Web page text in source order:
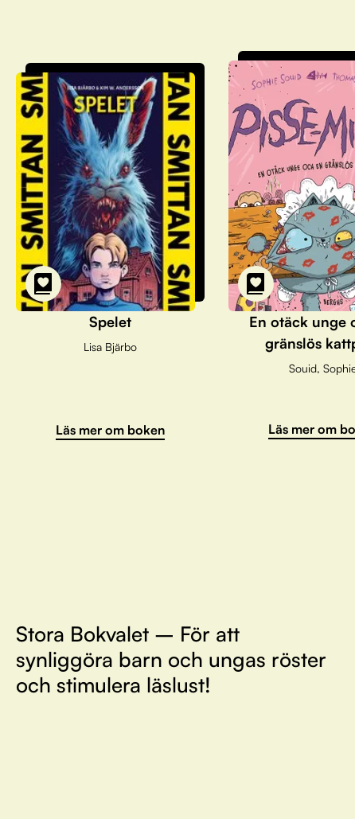
Spelet
Lisa Bjärbo
Läs mer om boken
En otäck unge
gränslös
Souid,
Läs mer om
Stora Bokvalet – För att
synliggöra barn och ungas röster
och stimulera läslust!